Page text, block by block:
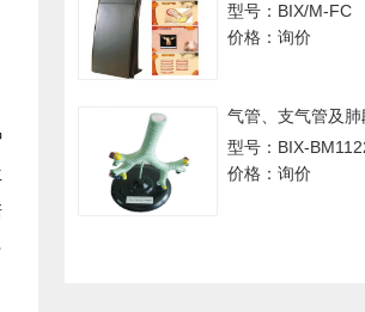
型号：BIX/M-FC
价格：询价
气管、支气管及
型号：BIX-
价格：询价